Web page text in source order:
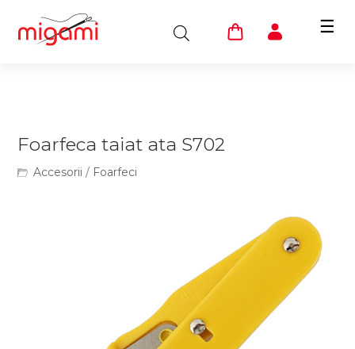
☰
Foarfeca taiat ata S702
Accesorii / Foarfeci